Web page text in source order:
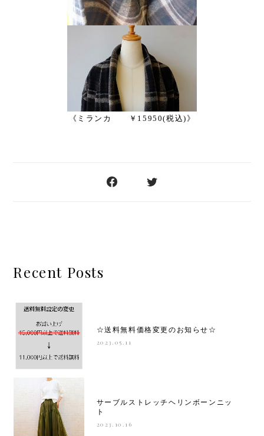
《ミランカ ￥15950(税込)》
Recent Posts
☆送料無料価格変更のお知らせ☆
2023.05.11
サーブルストレッチヘリンボーンニッ
ト
2023.10.16